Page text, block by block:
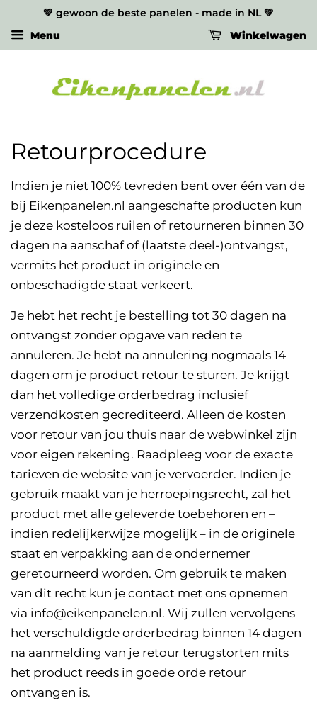
💚 gewoon de beste panelen - made in NL 💚
Menu
Winkelwagen
Retourprocedure
Indien je niet 100% tevreden bent over één van de
bij Eikenpanelen.nl aangeschafte producten kun
je deze kosteloos ruilen of retourneren binnen 30
dagen na aanschaf of (laatste deel-)ontvangst,
vermits het product in originele en
onbeschadigde staat verkeert.
Je hebt het recht je bestelling tot 30 dagen na
ontvangst zonder opgave van reden te
annuleren. Je hebt na annulering nogmaals 14
dagen om je product retour te sturen. Je krijgt
dan het volledige orderbedrag inclusief
verzendkosten gecrediteerd. Alleen de kosten
voor retour van jou thuis naar de webwinkel zijn
voor eigen rekening. Raadpleeg voor de exacte
tarieven de website van je vervoerder. Indien je
gebruik maakt van je herroepingsrecht, zal het
product met alle geleverde toebehoren en –
indien redelijkerwijze mogelijk – in de originele
staat en verpakking aan de ondernemer
geretourneerd worden. Om gebruik te maken
van dit recht kun je contact met ons opnemen
via info@eikenpanelen.nl. Wij zullen vervolgens
het verschuldigde orderbedrag binnen 14 dagen
na aanmelding van je retour terugstorten mits
het product reeds in goede orde retour
ontvangen is.